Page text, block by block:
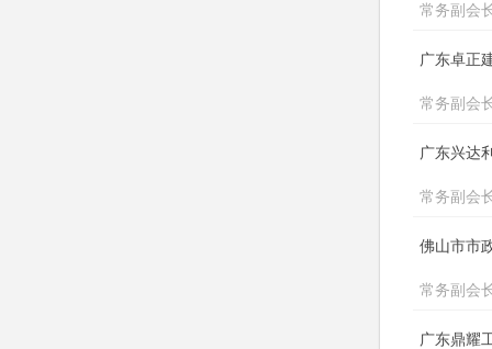
常务副会
广东卓正
常务副会
广东兴达
常务副会
佛山市市
常务副会
广东鼎耀